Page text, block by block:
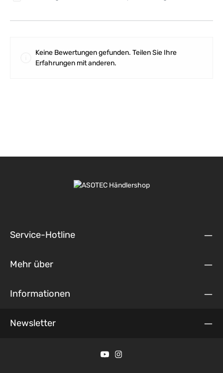
Keine Bewertungen gefunden. Teilen Sie Ihre
Erfahrungen mit anderen.
Service-Hotline
Mehr über
Informationen
Newsletter